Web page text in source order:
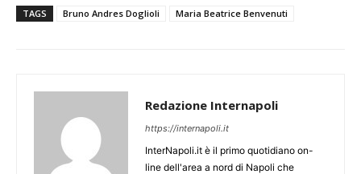
TAGS Bruno Andres Doglioli Maria Beatrice Benvenuti
Redazione Internapoli
https://internapoli.it
InterNapoli.it è il primo quotidiano on-
line dell'area a nord di Napoli che